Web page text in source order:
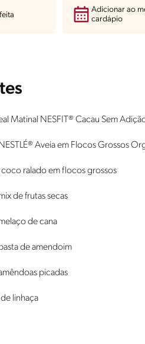
Adicionar ao
cardápio
Matinal NESFIT® Cacau Sem
Aveia em Flocos Grossos
ralado em flocos grossos
de frutas secas
de cana
de amendoim
picadas
de linhaça